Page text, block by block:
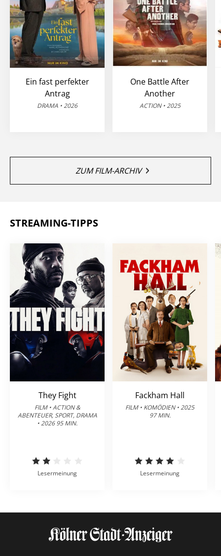
Ein fast perfekter
Antrag
DRAMA • 2026
One Battle After
Another
ACTION • 2025
ZUM FILM-ARCHIV
STREAMING-TIPPS
They Fight
FILM • ACTION &
ABENTEUER, SPORT, DRAMA
• 2026 95 MIN.
Lesermeinung
Fackham Hall
FILM • KOMÖDIEN • 2025
97 MIN.
Lesermeinung